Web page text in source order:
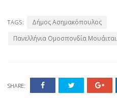
TAGS:
Δήμος Ασημακόπουλος
Πανελλήνια Ομοσπονδία Μουάιται
SHARE: